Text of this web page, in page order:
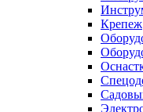
Крепеж